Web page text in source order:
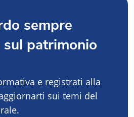
sempre
patrimonio
e registrati alla
sui temi del